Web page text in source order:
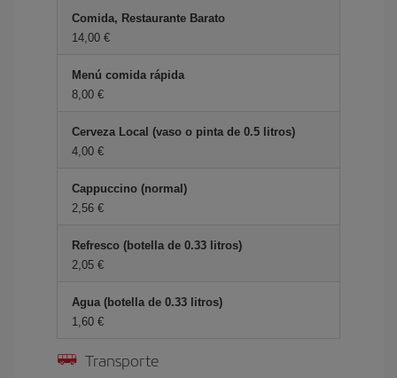
Comida, Restaurante Barato
14,00 €
Menú comida rápida
8,00 €
Cerveza Local (vaso o pinta de 0.5 litros)
4,00 €
Cappuccino (normal)
2,56 €
Refresco (botella de 0.33 litros)
2,05 €
Agua (botella de 0.33 litros)
1,60 €
Transporte